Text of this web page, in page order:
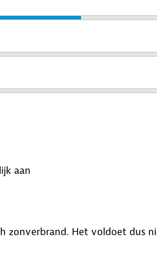
aan
zonverbrand. Het voldoet dus